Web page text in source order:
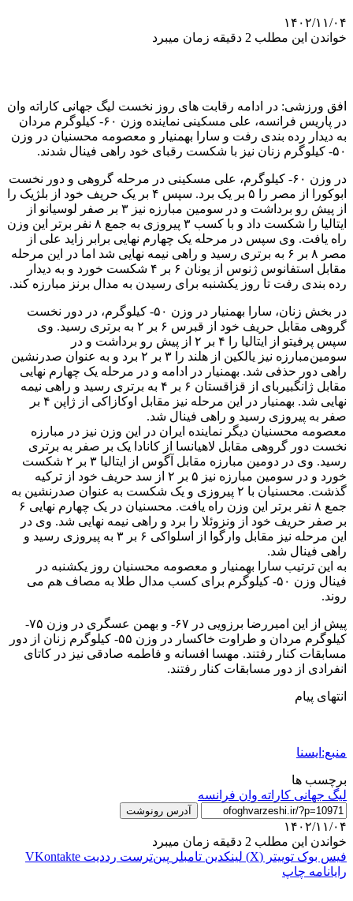
۱۴۰۲/۱۱/۰۴
خواندن این مطلب 2 دقیقه زمان میبرد
افق ورزشی: در ادامه رقابت های روز نخست لیگ جهانی کاراته وان
در پاریس فرانسه، علی مسکینی نماینده وزن ۶۰- کیلوگرم مردان
به دیدار رده بندی رفت و سارا بهمنیار و معصومه محسنیان در وزن
۵۰- کیلوگرم زنان نیز با شکست رقبای خود راهی فینال شدند.
در وزن ۶۰- کیلوگرم، علی مسکینی در مرحله گروهی و دور نخست
ابوکورا از مصر را ۵ بر یک برد. سپس ۴ بر یک حریف خود از بلژیک را
از پیش رو برداشت و در سومین مبارزه نیز ۳ بر صفر لوسیانو از
ایتالیا را شکست داد و با کسب ۳ پیروزی به جمع ۸ نفر برتر این وزن
راه یافت. وی سپس در مرحله یک چهارم نهایی برابر زاید علی از
مصر ۸ بر ۶ به برتری رسید و راهی نیمه نهایی شد اما در این مرحله
مقابل استفانوس ژنوس از یونان ۶ بر ۴ شکست خورد و به دیدار
رده بندی رفت تا روز یکشنبه برای رسیدن به مدال برنز مبارزه کند.
در بخش زنان، سارا بهمنیار در وزن ۵۰- کیلوگرم، در دور نخست
گروهی مقابل حریف خود از قبرس ۶ بر ۲ به برتری رسید. وی
سپس پرفیتو از ایتالیا را ۴ بر ۲ از پیش رو برداشت و در
سومین‌مبارزه نیز یالکین از هلند را ۳ بر ۲ برد و به عنوان صدرنشین
راهی دور حذفی شد. بهمنیار در ادامه و در مرحله یک چهارم نهایی
مقابل ژانگبیربای از قزاقستان ۶ بر ۴ به برتری رسید و راهی نیمه
نهایی شد. بهمنیار در این مرحله نیز مقابل اوکازاکی از ژاپن ۴ بر
صفر به پیروزی رسید و راهی فینال شد.
معصومه محسنیان دیگر نماینده ایران در این وزن نیز در مبارزه
نخست دور گروهی مقابل لاهیانسا از کانادا یک بر صفر به برتری
رسید. وی در دومین مبارزه مقابل آگوس از ایتالیا ۳ بر ۲ شکست
خورد و در سومین مبارزه نیز ۵ بر ۲ از سد حریف خود از ترکیه
گذشت. محسنیان با ۲ پیروزی و یک شکست به عنوان صدرنشین به
جمع ۸ نفر برتر این وزن راه یافت. محسنیان در یک چهارم نهایی ۶
بر صفر حریف خود از ونزوئلا را برد و راهی نیمه نهایی شد. وی در
این مرحله نیز مقابل وارگوا از اسلواکی ۶ بر ۳ به پیروزی رسید و
راهی فینال شد.
به این ترتیب سارا بهمنیار و معصومه محسنیان روز یکشنبه در
فینال وزن ۵۰- کیلوگرم برای کسب مدال طلا به مصاف هم می
روند.
پیش از این امیررضا برزویی در ۶۷- و بهمن عسگری در وزن ۷۵-
کیلوگرم مردان و طراوت خاکسار در وزن ۵۵- کیلوگرم زنان از دور
مسابقات کنار رفتند. مهسا افسانه و فاطمه صادقی نیز در کاتای
انفرادی از دور مسابقات کنار رفتند.
انتهای پیام
منبع:ایسنا
برچسب ها
لیگ جهانی کاراته وان فرانسه
آدرس رونوشت
۱۴۰۲/۱۱/۰۴
خواندن این مطلب 2 دقیقه زمان میبرد
فیس بوک توییتر (X) لینکدین ‫تامبلر ‫پین‌ترست ‫رددیت ‫VKontakte
رایانامه چاپ